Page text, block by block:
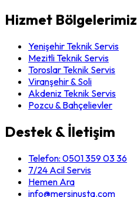
Hizmet Bölgelerimiz
Yenişehir Teknik Servis
Mezitli Teknik Servis
Toroslar Teknik Servis
Viranşehir & Soli
Akdeniz Teknik Servis
Pozcu & Bahçelievler
Destek & İletişim
Telefon: 0501 359 03 36
7/24 Acil Servis
Hemen Ara
info@mersinusta.com